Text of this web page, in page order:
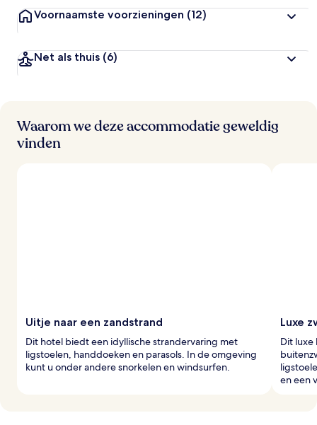
o
r
n
Voornaamste voorzieningen (12)
Net als thuis (6)
Waarom we deze accommodatie geweldig
vinden
Uitje naar een zandstrand
Dit hotel biedt een idyllische strandervaring met
ligstoelen, handdoeken en parasols. In de omgeving
kunt u onder andere snorkelen en windsurfen.
Luxe
Dit luxe
en een